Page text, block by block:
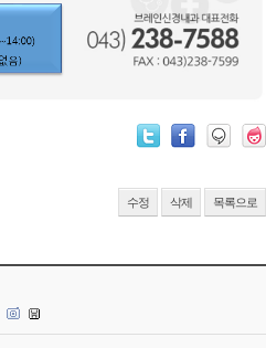
수정 삭제 목록으로